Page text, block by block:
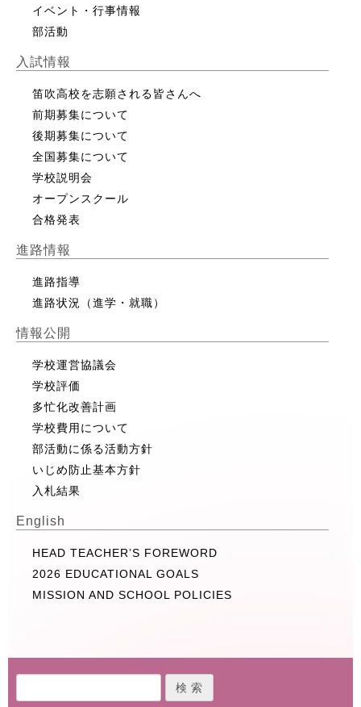
イベント・行事情報
部活動
入試情報
笛吹高校を志願される皆さんへ
前期募集について
後期募集について
全国募集について
学校説明会
オープンスクール
合格発表
進路情報
進路指導
進路状況（進学・就職）
情報公開
学校運営協議会
学校評価
多忙化改善計画
学校費用について
部活動に係る活動方針
いじめ防止基本方針
入札結果
English
HEAD TEACHER’S FOREWORD
2026 EDUCATIONAL GOALS
MISSION AND SCHOOL POLICIES